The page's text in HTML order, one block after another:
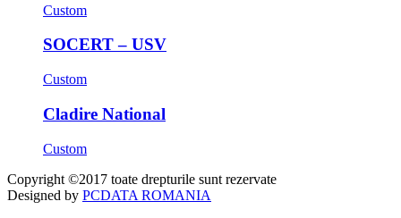
Custom
SOCERT – USV
Custom
Cladire National
Custom
Copyright ©2017 toate drepturile sunt rezervate
Designed by PCDATA ROMANIA